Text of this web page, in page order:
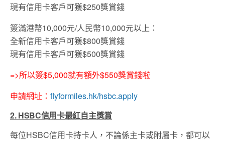
現有信用卡客戶可獲$250獎賞錢
簽滿港幣10,000元/人民幣10,000元以上：
全新信用卡客戶可獲$800獎賞錢
現有信用卡客戶可獲$500獎賞錢
=>所以簽$5,000就有額外$550獎賞錢啦
申請網址： flyformiles.hk/hsbc.apply
2. HSBC信用卡最紅自主獎賞
每位HSBC信用卡持卡人，不論係主卡或附屬卡，都可以